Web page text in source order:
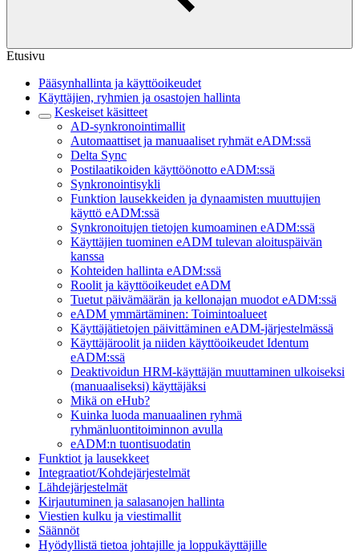
Etusivu
Pääsynhallinta ja käyttöoikeudet
Käyttäjien, ryhmien ja osastojen hallinta
Keskeiset käsitteet
AD-synkronointimallit
Automaattiset ja manuaaliset ryhmät eADM:ssä
Delta Sync
Postilaatikoiden käyttöönotto eADM:ssä
Synkronointisykli
Funktion lausekkeiden ja dynaamisten muuttujien
käyttö eADM:ssä
Synkronoitujen tietojen kumoaminen eADM:ssä
Käyttäjien tuominen eADM tulevan aloituspäivän
kanssa
Kohteiden hallinta eADM:ssä
Roolit ja käyttöoikeudet eADM
Tuetut päivämäärän ja kellonajan muodot eADM:ssä
eADM ymmärtäminen: Toimintoalueet
Käyttäjätietojen päivittäminen eADM-järjestelmässä
Käyttäjäroolit ja niiden käyttöoikeudet Identum
eADM:ssä
Deaktivoidun HRM-käyttäjän muuttaminen ulkoiseksi
(manuaaliseksi) käyttäjäksi
Mikä on eHub?
Kuinka luoda manuaalinen ryhmä
ryhmänluontitoiminnon avulla
eADM:n tuontisuodatin
Funktiot ja lausekkeet
Integraatiot/Kohdejärjestelmät
Lähdejärjestelmät
Kirjautuminen ja salasanojen hallinta
Viestien kulku ja viestimallit
Säännöt
Hyödyllistä tietoa johtajille ja loppukäyttäjille